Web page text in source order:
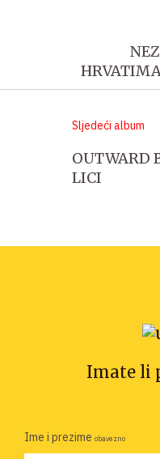
Sljedeći album
OUTWARD
LICI
Imate li
Ime i prezime obavezno